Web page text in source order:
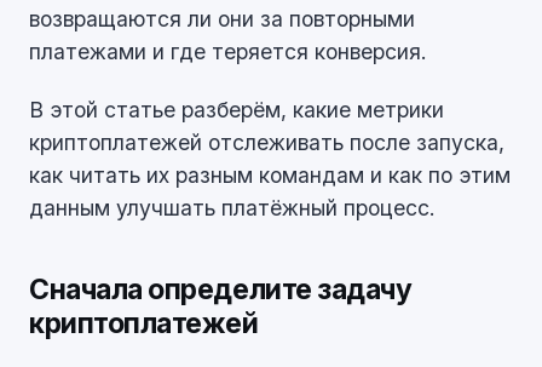
возвращаются ли они за повторными
платежами и где теряется конверсия.
В этой статье разберём, какие метрики
криптоплатежей отслеживать после запуска,
как читать их разным командам и как по этим
данным улучшать платёжный процесс.
Сначала определите задачу
криптоплатежей